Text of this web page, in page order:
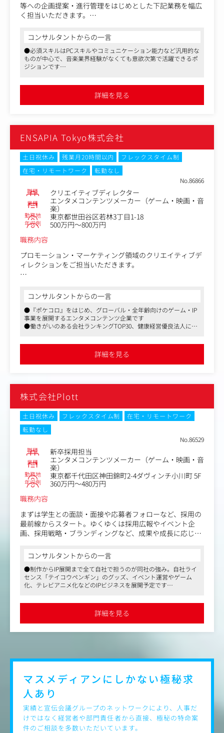
等への企画提案・進行管理をはじめとした下記業務を幅広
く担当いただきます。
●映画館を活用したライブビューイング・ライブ上映会の
企画提案・進行管理
・権利元へのアプローチ・企画提案（音楽事務所、音楽レ
ーベル等）
・イベント開催に向けた関係各所との折衝（権利元、ライ
・イベント当日の現場進行管理業務
●一般企業やスポーツチームに対する企画提案・進行管理
・企業、広告代理店向けのプロモーション企画
・プロスポーツチームのイベントにおけるアーティストキ
ャスティング
【具体例】
・大手食品メーカーの販促キャンペーンにおいて、アーテ
ィストとのコラボ商品を開発
さらに連動企画として限定ライブイベントの企画提案、ア
ーティストのブッキング・折衝、当日の進行管理まで一貫
して実施
待」「限定グッズ」などの企画実施
・プロ野球の試合終了後に行う「スタジアムライブイベン
ト」の企画提案、アーティストのブッキング・折衝、当日
の進行管理
実現してみたいことや普段の会話から生まれたアイデアを
カタチにできる環境です。
「音楽」にとらわれず、様々な企業とマネタイズビジネス
を構築できます。
・映画作品の配給/宣伝業務
・オンラインライブの企画提案・進行管理業務
コンサルタントからの一言
●必須スキルはPCスキルやコミュニケーション能力など汎用的な
ものが中心で、音楽業界経験がなくても意欲次第で活躍できるポ
ジションです
●所定労働時間7時間・週2回のリモートワーク可・年間休日128
日と、働きやすい環境が整っています
詳細を見る
ENSAPIA Tokyo株式会社
土日祝休み 残業月20時間以内
フレックスタイム制
在宅・リモートワーク
転勤なし
No.86866
職種 クリエイティブディレクター
業種
エンタメコンテンツメーカー（ゲーム・映画・音
楽）
勤務地 東京都世田谷区若林3丁目1-18
年収例
500万円～800万円
職務内容
プロモーション・マーケティング領域のクリエイティブデ
ィレクションをご担当いただきます。
お任せし、数値分析や施策実施など、自社で展開するサー
ビスの収益に関連する一連の業務を担っていただく重要な
ポジションです。
今後は既存サービスのみならず、新規サービスも含め、新
も想定されており、広くお客様へENSAPIAのサービスを届
けることがミッションです。
見と改善（PDCA）を自ら動かす。
●ユーザー心理（変身願望、自己表現、居場所づくり な
ど）を深く捉え、静止画・動画・ストーリーのコンセプト
設計からコピーライティングまでを自ら、またはチームを
巻き込んで牽引する。
コンサルタントからの一言
●『ポケコロ』をはじめ、グローバル・全年齢向けのゲーム・IP
事業を展開するエンタメコンテンツ企業です
●働きがいのある会社ランキングTOP30、健康経営優良法人に認
か、フレックス制、リモートワークも併用した働きやすい環境が
詳細を見る
株式会社Plott
土日祝休み フレックスタイム制
在宅・リモートワーク
転勤なし
No.86529
職種 新卒採用担当
業種
エンタメコンテンツメーカー（ゲーム・映画・音
楽）
勤務地 東京都千代田区神田錦町2-4ダヴィンチ小川町 5F
年収例
360万円～480万円
職務内容
まずは学生との面談・面接や応募者フォローなど、採用の
最前線からスタート。ゆくゆくは採用広報やイベント企
画、採用戦略・ブランディングなど、成果や成長に応じて
【具体的な仕事内容】
・学生との面談・一次面接
・応募者フォロー・クロージング
・インターンシップ・採用イベントの企画・運営
・採用広報の企画・運営
・選考フローの設計・改善
コンサルタントからの一言
●制作からIP展開まで全て自社で担うのが同社の強み。自社ライ
センス「テイコウペンギン」のグッズ、イベント運営やゲーム
化、テレビアニメ化などのIPビジネスを展開予定です
●リモート可、フレックス精度あり
詳細を見る
マスメディアンにしかない極秘求
人あり
実績と宣伝会議グループのネットワークにより、人事だ
けではなく経営者や部門責任者から直接、極秘の特命案
件のご相談を多数いただいています。